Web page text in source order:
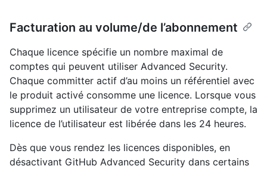
Facturation au volume/de l’abonnement
Chaque licence spécifie un nombre maximal de
comptes qui peuvent utiliser Advanced Security.
Chaque committer actif d’au moins un référentiel avec
le produit activé consomme une licence. Lorsque vous
supprimez un utilisateur de votre entreprise compte, la
licence de l’utilisateur est libérée dans les 24 heures.
Dès que vous rendez les licences disponibles, en
désactivant GitHub Advanced Security dans certains